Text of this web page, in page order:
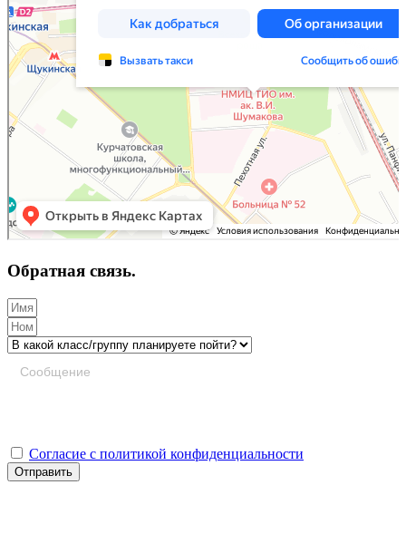
Обратная связь.
Согласие с политикой конфиденциальности
Отправить